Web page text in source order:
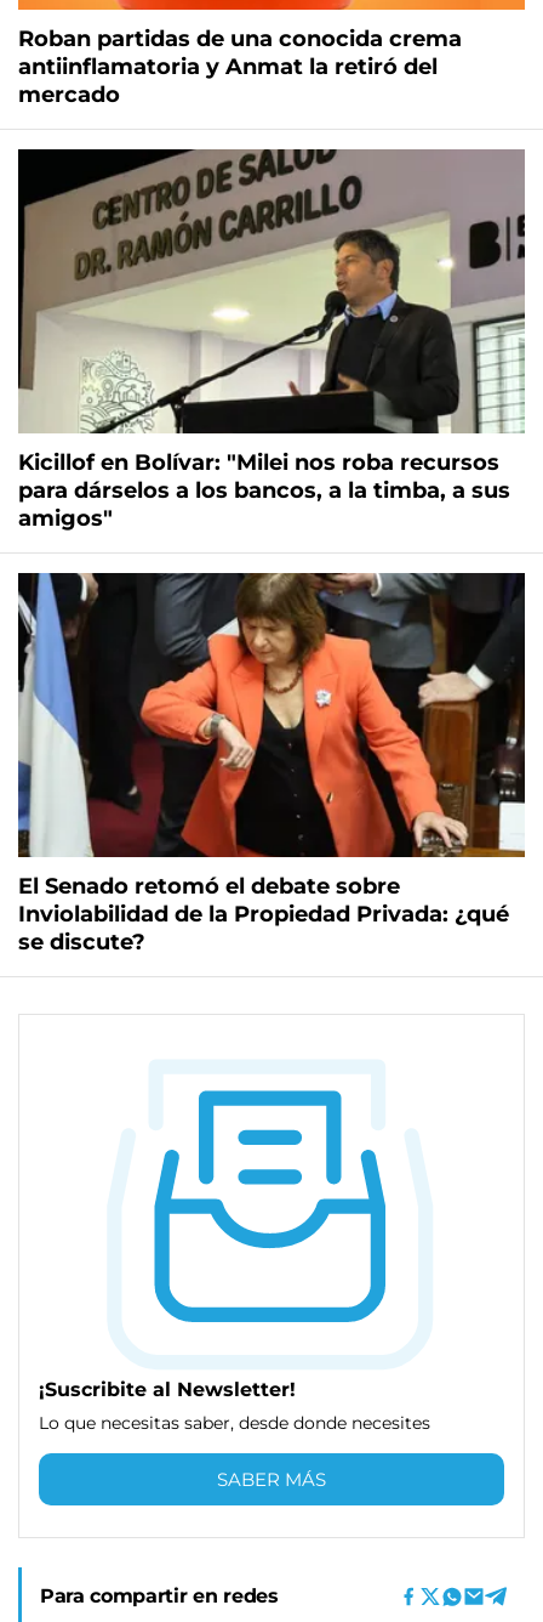
Roban partidas de una conocida crema
antiinflamatoria y Anmat la retiró del
mercado
Kicillof en Bolívar: "Milei nos roba recursos
para dárselos a los bancos, a la timba, a sus
amigos"
El Senado retomó el debate sobre
Inviolabilidad de la Propiedad Privada: ¿qué
se discute?
¡Suscribite al Newsletter!
Lo que necesitas saber, desde donde necesites
SABER MÁS
Para compartir en redes